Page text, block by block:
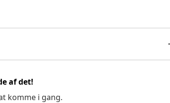
af det!
komme i gang.